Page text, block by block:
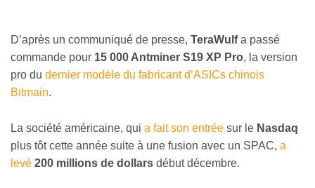
D’après un communiqué de presse, TeraWulfa passé
commande pour 15 000 Antminer S19 XP Pro, la version
pro du dernier modèle du fabricant d’ASICs chinois
Bitmain.
La société américaine, qui a fait son entrée sur le Nasdaq
plus tôt cette année suite à une fusion avec un SPAC, a
levé 200 millions de dollars début décembre.